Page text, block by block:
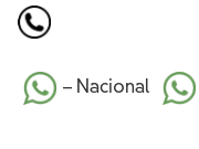
– Nacional